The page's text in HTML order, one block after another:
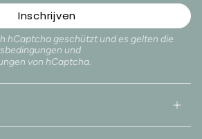
Inschrijven
hCaptcha geschützt und es gelten die
und
von hCaptcha.